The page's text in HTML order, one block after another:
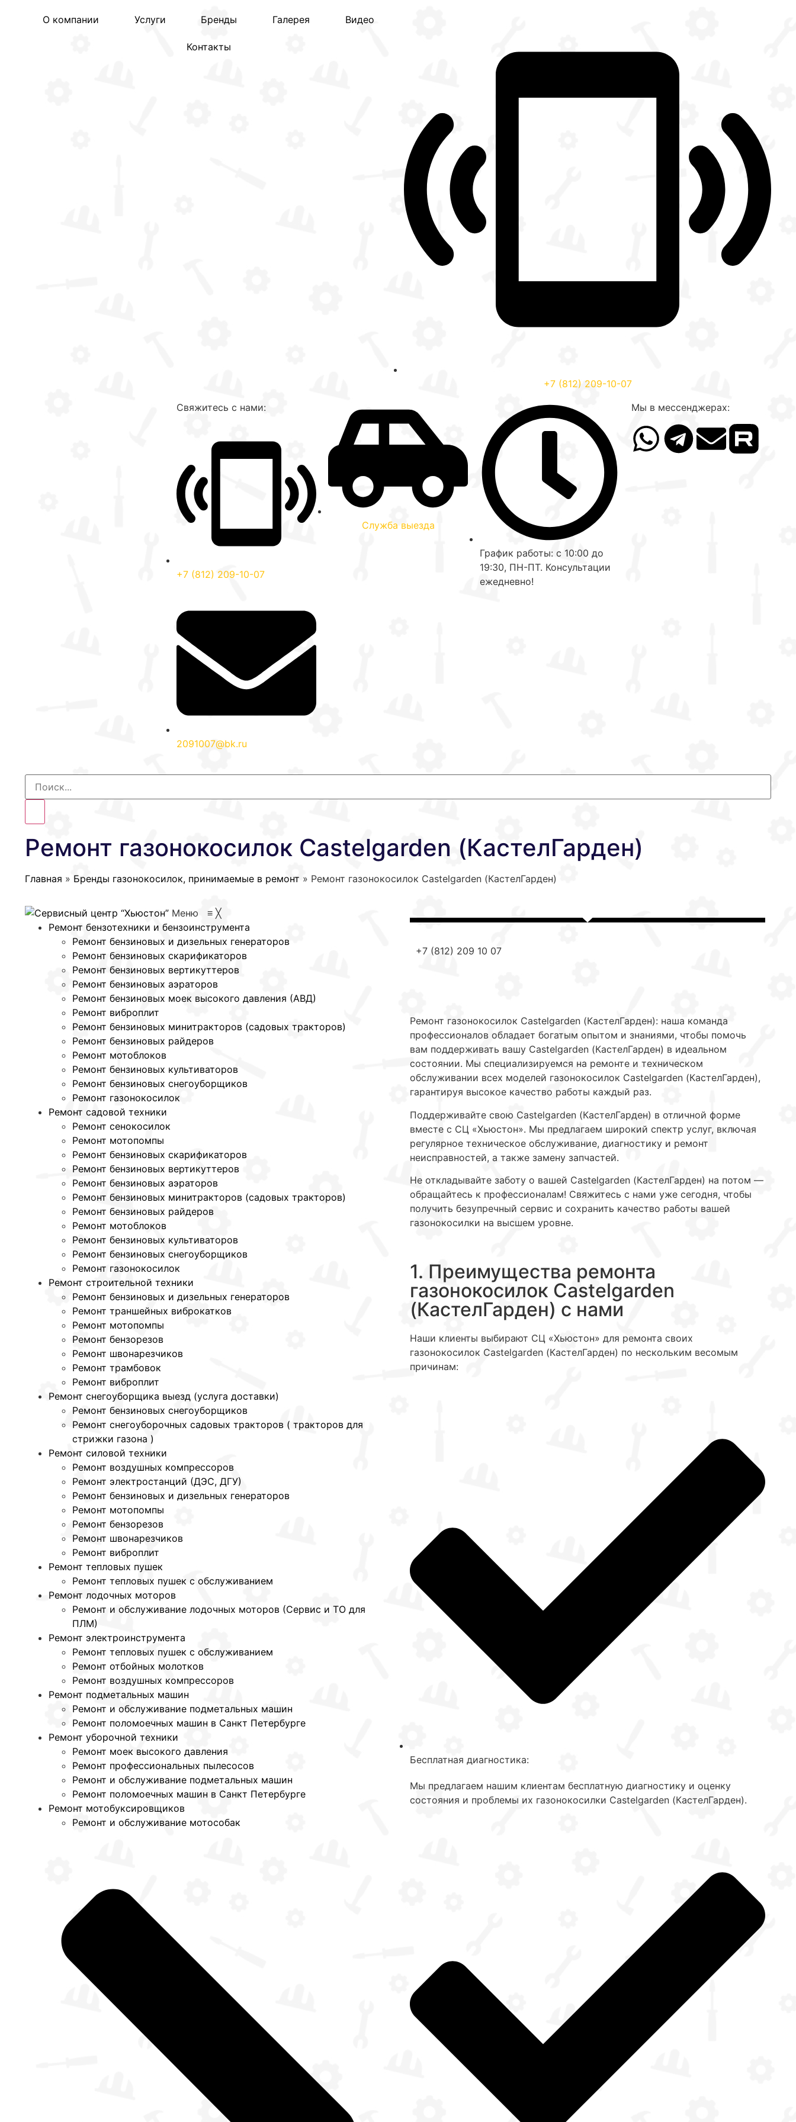
О компании Услуги Бренды Галерея Видео
Контакты
+7 (812) 209-10-07
Свяжитесь с нами:
+7 (812) 209-10-07
2091007@bk.ru
Служба выезда
График работы: с 10:00 до
19:30, ПН-ПТ. Консультации
ежедневно!
Мы в мессенджерах:
Ремонт газонокосилок Castelgarden (КастелГарден)
Главная » Бренды газонокосилок, принимаемые в ремонт » Ремонт газонокосилок Castelgarden (КастелГарден)
Меню ≡ ╳
Ремонт бензотехники и бензоинструмента
Ремонт бензиновых и дизельных генераторов
Ремонт бензиновых скарификаторов
Ремонт бензиновых вертикуттеров
Ремонт бензиновых аэраторов
Ремонт бензиновых моек высокого давления (АВД)
Ремонт виброплит
Ремонт бензиновых минитракторов (садовых тракторов)
Ремонт бензиновых райдеров
Ремонт мотоблоков
Ремонт бензиновых культиваторов
Ремонт бензиновых снегоуборщиков
Ремонт газонокосилок
Ремонт садовой техники
Ремонт сенокосилок
Ремонт мотопомпы
Ремонт бензиновых скарификаторов
Ремонт бензиновых вертикуттеров
Ремонт бензиновых аэраторов
Ремонт бензиновых минитракторов (садовых тракторов)
Ремонт бензиновых райдеров
Ремонт мотоблоков
Ремонт бензиновых культиваторов
Ремонт бензиновых снегоуборщиков
Ремонт газонокосилок
Ремонт строительной техники
Ремонт бензиновых и дизельных генераторов
Ремонт траншейных виброкатков
Ремонт мотопомпы
Ремонт бензорезов
Ремонт швонарезчиков
Ремонт трамбовок
Ремонт виброплит
Ремонт снегоуборщика выезд (услуга доставки)
Ремонт бензиновых снегоуборщиков
Ремонт снегоуборочных садовых тракторов ( тракторов для
стрижки газона )
Ремонт силовой техники
Ремонт воздушных компрессоров
Ремонт электростанций (ДЭС, ДГУ)
Ремонт бензиновых и дизельных генераторов
Ремонт мотопомпы
Ремонт бензорезов
Ремонт швонарезчиков
Ремонт виброплит
Ремонт тепловых пушек
Ремонт тепловых пушек с обслуживанием
Ремонт лодочных моторов
Ремонт и обслуживание лодочных моторов (Сервис и ТО для
ПЛМ)
Ремонт электроинструмента
Ремонт тепловых пушек с обслуживанием
Ремонт отбойных молотков
Ремонт воздушных компрессоров
Ремонт подметальных машин
Ремонт и обслуживание подметальных машин
Ремонт поломоечных машин в Санкт Петербурге
Ремонт уборочной техники
Ремонт моек высокого давления
Ремонт профессиональных пылесосов
Ремонт и обслуживание подметальных машин
Ремонт поломоечных машин в Санкт Петербурге
Ремонт мотобуксировщиков
Ремонт и обслуживание мотособак
+7 (812) 209 10 07
Ремонт газонокосилок Castelgarden (КастелГарден): наша команда
профессионалов обладает богатым опытом и знаниями, чтобы помочь
вам поддерживать вашу Castelgarden (КастелГарден) в идеальном
состоянии. Мы специализируемся на ремонте и техническом
обслуживании всех моделей газонокосилок Castelgarden (КастелГарден),
гарантируя высокое качество работы каждый раз.
Поддерживайте свою Castelgarden (КастелГарден) в отличной форме
вместе с СЦ «Хьюстон». Мы предлагаем широкий спектр услуг, включая
регулярное техническое обслуживание, диагностику и ремонт
неисправностей, а также замену запчастей.
Не откладывайте заботу о вашей Castelgarden (КастелГарден) на потом —
обращайтесь к профессионалам! Свяжитесь с нами уже сегодня, чтобы
получить безупречный сервис и сохранить качество работы вашей
газонокосилки на высшем уровне.
1. Преимущества ремонта
газонокосилок Castelgarden
(КастелГарден) с нами
Наши клиенты выбирают СЦ «Хьюстон» для ремонта своих
газонокосилок Castelgarden (КастелГарден) по нескольким весомым
причинам:
Бесплатная диагностика:
Мы предлагаем нашим клиентам бесплатную диагностику и оценку
состояния и проблемы их газонокосилки Castelgarden (КастелГарден).